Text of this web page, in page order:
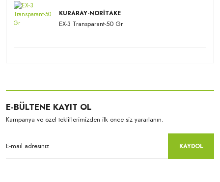
KURARAY-NORITAKE
EX-3 Transparant-50 Gr
E-BÜLTENE KAYIT OL
Kampanya ve özel tekliflerimizden ilk önce siz yararlanın.
KAYDOL